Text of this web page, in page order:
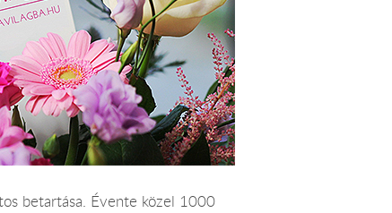
betartása. Évente közel 1000